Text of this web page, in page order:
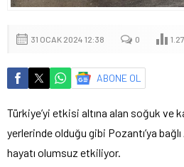
31 OCAK 2024 12:38 0
ABONE OL
Türkiye’yi etkisi altına alan soğuk ve
yerlerinde olduğu gibi Pozantı’ya
hayatı olumsuz etkiliyor.